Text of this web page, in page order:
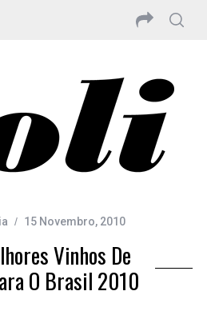
15 Novembro, 2010
Vinhos De
O Brasil 2010